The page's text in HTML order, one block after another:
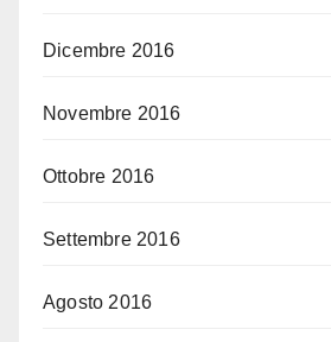
Dicembre 2016
Novembre 2016
Ottobre 2016
Settembre 2016
Agosto 2016